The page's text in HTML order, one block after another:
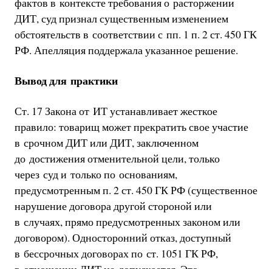
ДИТ, суд признал существенным изменением
обстоятельств в соответствии с пп. 1 п. 2 ст. 450 ГК
РФ. Апелляция поддержала указанное решение.
Вывод для практики
Ст. 17 Закона от ИТ устанавливает жесткое
правило: товарищ может прекратить свое участие
в срочном ДИТ или ДИТ, заключенном
до достижения отменительной цели, только
через суд и только по основаниям,
предусмотренным п. 2 ст. 450 ГК РФ (существенное
нарушение договора другой стороной или
в случаях, прямо предусмотренных законом или
договором). Односторонний отказ, доступный
в бессрочных договорах по ст. 1051 ГК РФ,